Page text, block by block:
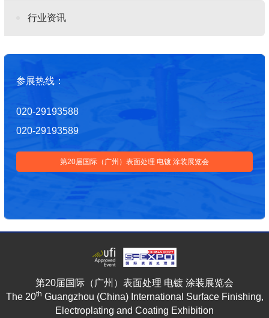
行业资讯
参展热线：
020-29193588
020-29193589
第20届国际（广州）表面处理 电镀 涂装展览会
第20届国际（广州）表面处理 电镀 涂装展览会
The 20th Guangzhou (China) International Surface Finishing,
Electroplating and Coating Exhibition